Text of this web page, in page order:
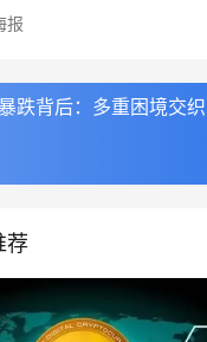
报
跌背后：多重困境交
荐